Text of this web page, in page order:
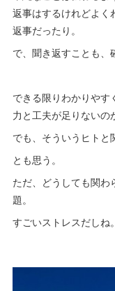
返事はするけれどよく
返事だったり。
で、聞き返すことも、
できる限りわかりやす
力と工夫が足りないの
でも、そういうヒトと
とも思う。
ただ、どうしても関わ
題。
すごいストレスだしね。